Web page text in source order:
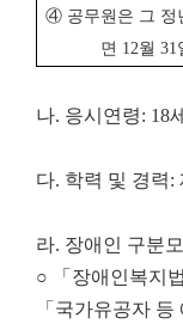
④ 공무원은 그 정
면 12월31
나. 응시연령: 18
다. 학력 및 경력:
라. 장애인 구분
○ 「장애인복지
「국가유공자